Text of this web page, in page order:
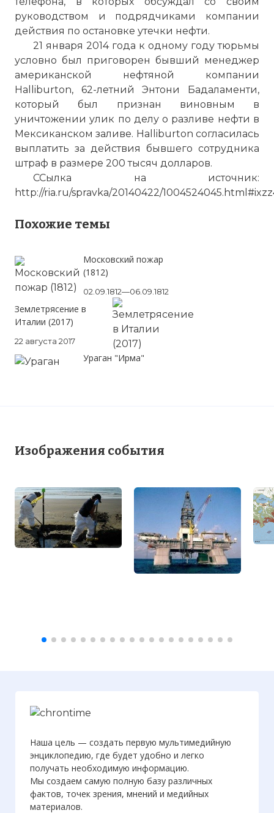
руководством и подрядчиками компании
действия по остановке утечки нефти.
21 января 2014 года к одному году тюрьмы
условно был приговорен бывший менеджер
американской нефтяной компании
Halliburton, 62-летний Энтони Бадаламенти,
который был признан виновным в
уничтожении улик по делу о разливе нефти в
Мексиканском заливе. Halliburton согласилась
выплатить за действия бывшего сотрудника
штраф в размере 200 тысяч долларов.
ССылка на источник:
http://ria.ru/spravka/20140422/
Похожие темы
Московский пожар
(1812)
02.09.1812—06.09.1812
Землетрясение в
Италии (2017)
22 августа 2017
Ураган "Ирма"
Изображения события
Наша цель — создать первую мультимедийную
энциклопедию, где будет удобно и легко
получать необходимую информацию.
Мы создаем самую полную базу различных
фактов, точек зрения, мнений и медийных
материалов.